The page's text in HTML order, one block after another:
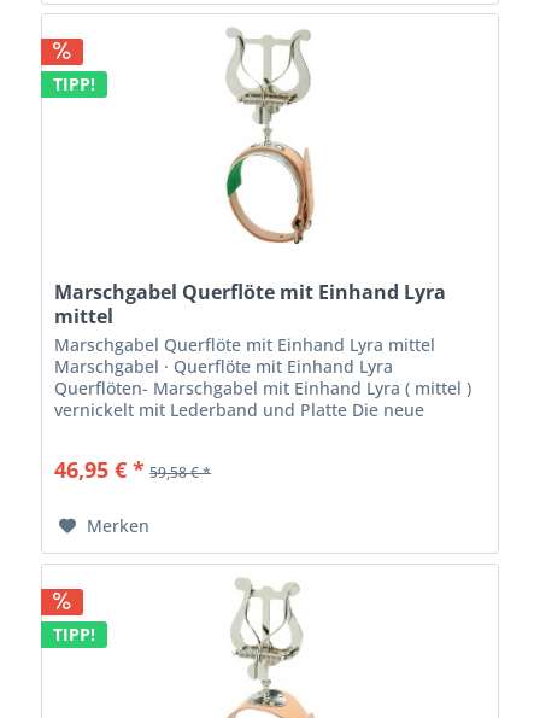
TIPP!
Marschgabel Querflöte mit Einhand Lyra
mittel
Marschgabel Querflöte mit Einhand Lyra mittel
Marschgabel · Querflöte mit Einhand Lyra
Querflöten- Marschgabel mit Einhand Lyra ( mittel )
vernickelt mit Lederband und Platte Die neue
46,95 € * 59,58 € *
Merken
TIPP!